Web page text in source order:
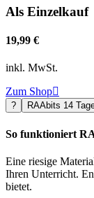
Als Einzelkauf
19,99 €
inkl. MwSt.
Zum Shop
? RAAbits 14
So funktioniert
Eine riesige
Ihren Unterricht.
bietet.